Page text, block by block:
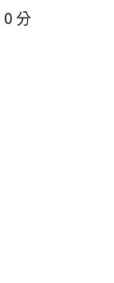
0 分